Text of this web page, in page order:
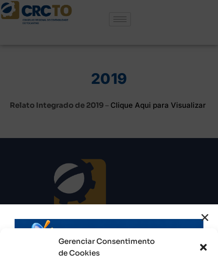
Gerenciar Consentimento
de Cookies
2019
Relato Integrado de 2019– Clique Aqui para Visualizar